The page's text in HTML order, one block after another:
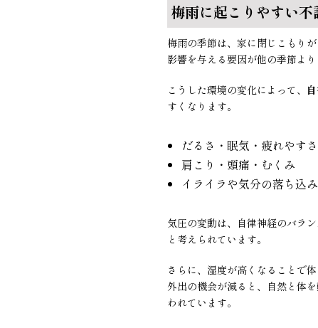
梅雨に起こりやすい不
梅雨の季節は、家に閉じこもり
影響を与える要因が他の季節より
こうした環境の変化によって、
すくなります。
だるさ・眠気・疲れやすさ
肩こり・頭痛・むくみ
イライラや気分の落ち込み
気圧の変動は、自律神経のバラ
と考えられています。
さらに、湿度が高くなることで
外出の機会が減ると、自然と体
われています。